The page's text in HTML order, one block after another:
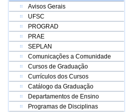
Avisos Gerais
UFSC
PROGRAD
PRAE
SEPLAN
Comunicações a Comunidade
Cursos de Graduação
Currículos dos Cursos
Catálogo da Graduação
Departamentos de Ensino
Programas de Disciplinas